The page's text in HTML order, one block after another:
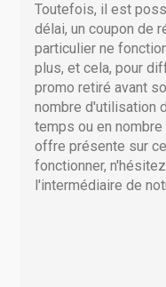
Toutefois, il est
délai, un coupon de
particulier ne
plus, et cela, pour
promo retiré avant
nombre d'utilisation
temps ou en nombre
offre présente sur
fonctionner,
l'intermédiaire de